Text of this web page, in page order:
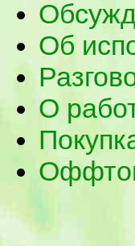
Об
О